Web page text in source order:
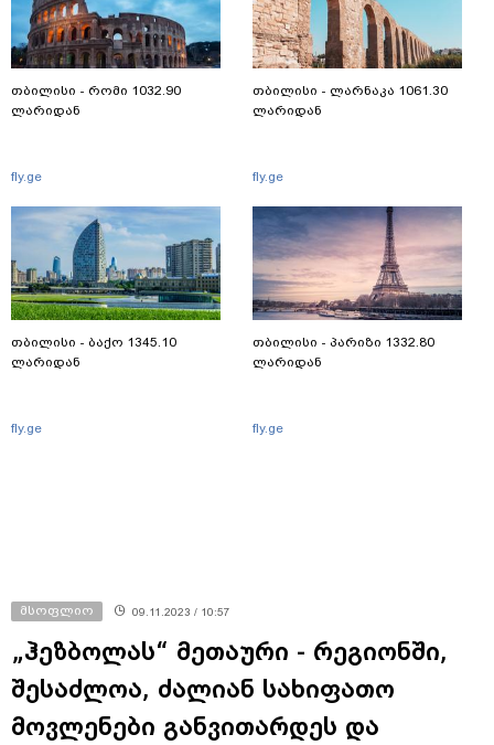
თბილისი - რომი 1032.90
ლარიდან
fly.ge
თბილისი - ბაქო 1345.10
ლარიდან
fly.ge
თბილისი - ლარნაკა 1061.30
ლარიდან
fly.ge
თბილისი - პარიზი 1332.80
ლარიდან
fly.ge
მსოფლიო 09.11.2023 / 10:57
„ჰეზბოლას“ მეთაური - რეგიონში,
შესაძლოა, ძალიან სახიფათო
მოვლენები განვითარდეს და